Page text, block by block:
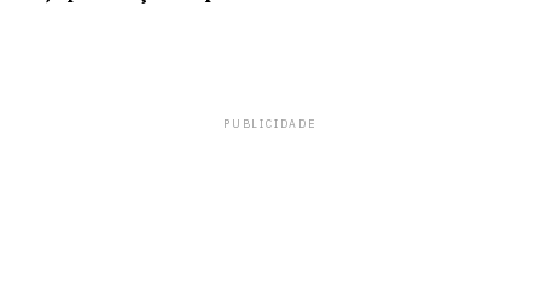
PUBLICIDADE